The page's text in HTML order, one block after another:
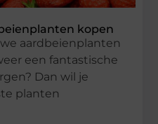
kopen
aardbeienplanten
een fantastische
Dan wil je
planten